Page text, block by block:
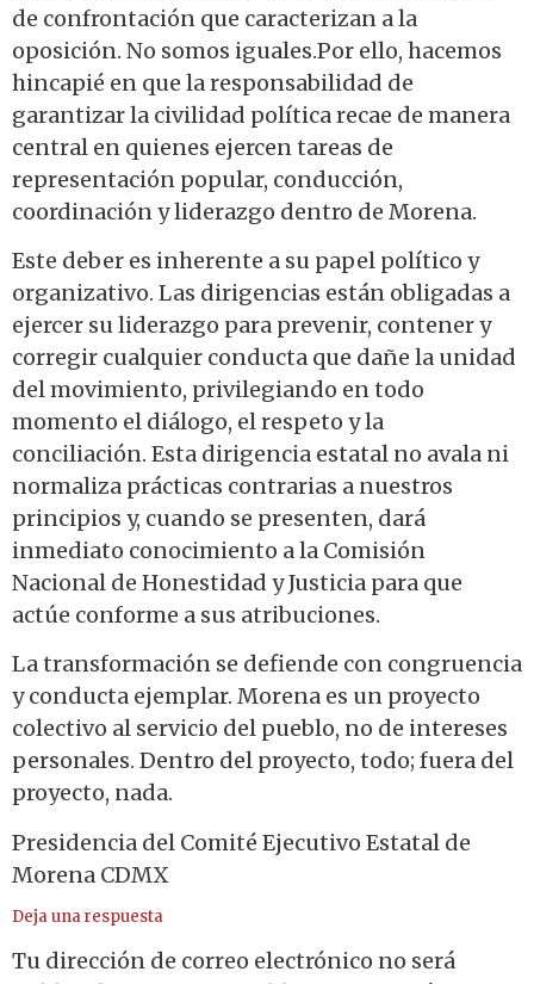
de confrontación que caracterizan a la
oposición. No somos iguales.Por ello, hacemos
hincapié en que la responsabilidad de
garantizar la civilidad política recae de manera
central en quienes ejercen tareas de
representación popular, conducción,
coordinación y liderazgo dentro de Morena.
Este deber es inherente a su papel político y
organizativo. Las dirigencias están obligadas a
ejercer su liderazgo para prevenir, contener y
corregir cualquier conducta que dañe la unidad
del movimiento, privilegiando en todo
momento el diálogo, el respeto y la
conciliación. Esta dirigencia estatal no avala ni
normaliza prácticas contrarias a nuestros
principios y, cuando se presenten, dará
inmediato conocimiento a la Comisión
Nacional de Honestidad y Justicia para que
actúe conforme a sus atribuciones.
La transformación se defiende con congruencia
y conducta ejemplar. Morena es un proyecto
colectivo al servicio del pueblo, no de intereses
personales. Dentro del proyecto, todo; fuera del
proyecto, nada.
Presidencia del Comité Ejecutivo Estatal de
Morena CDMX
Deja una respuesta
Tu dirección de correo electrónico no será